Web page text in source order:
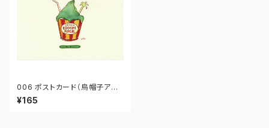
006 ポストカード（烏帽子アイ
ス）
¥165